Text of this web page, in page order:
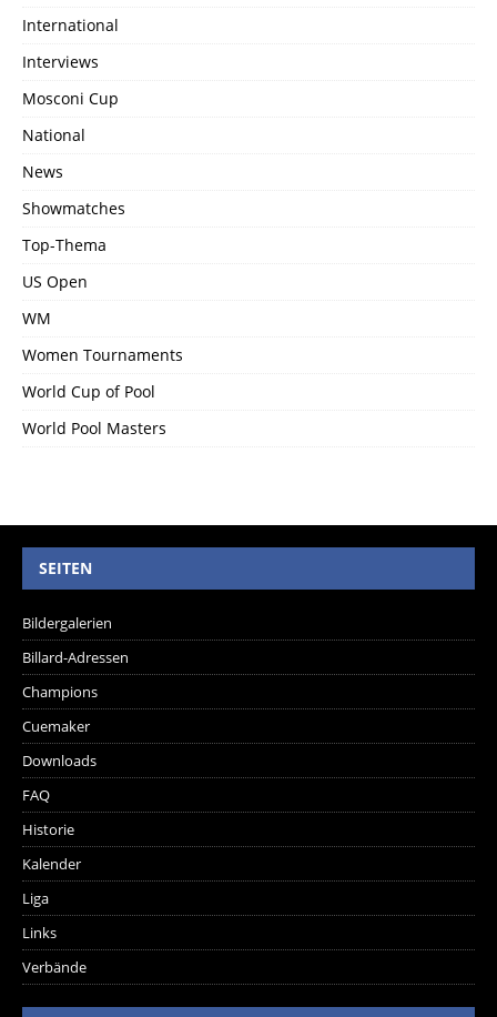
International
Interviews
Mosconi Cup
National
News
Showmatches
Top-Thema
US Open
WM
Women Tournaments
World Cup of Pool
World Pool Masters
SEITEN
Bildergalerien
Billard-Adressen
Champions
Cuemaker
Downloads
FAQ
Historie
Kalender
Liga
Links
Verbände